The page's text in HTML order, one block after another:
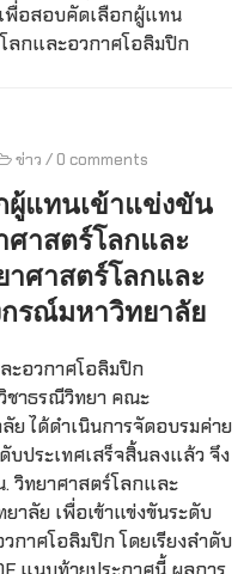
พื่อสอบคัดเลือกผู้แทน
ลกและอวกาศโอลิมปิก
ข่าว / 0 comments
ผู้แทนเข้าแข่งขัน
ศาสตร์โลกและ
ศาสตร์โลกและ
รณ์มหาวิทยาลัย
ะอวกาศโอลิมปิก
ชาธรณีวิทยา คณะ
ได้ดำเนินการจัดอบรมค่าย
ประเทศเสร็จสิ้นลงแล้ว จึง
วิทยาศาสตร์โลกและ
าลัย เพื่อเข้าแข่งขันระดับ
กาศโอลิมปิก โดยเรียงลำดับ